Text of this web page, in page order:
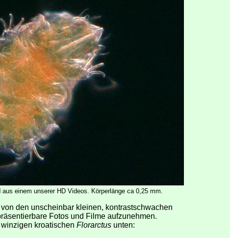
aus einem unserer HD Videos. Körperlänge ca 0,25 mm.
den unscheinbar kleinen, kontrastschwachen
Fotos und Filme aufzunehmen.
kroatischen Florarctus unten: